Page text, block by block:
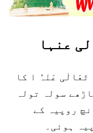
عنہا
عَنْہُ ا کا
سو ساڑھے سولہ تولہ
روپیہ کے
ہوئی۔